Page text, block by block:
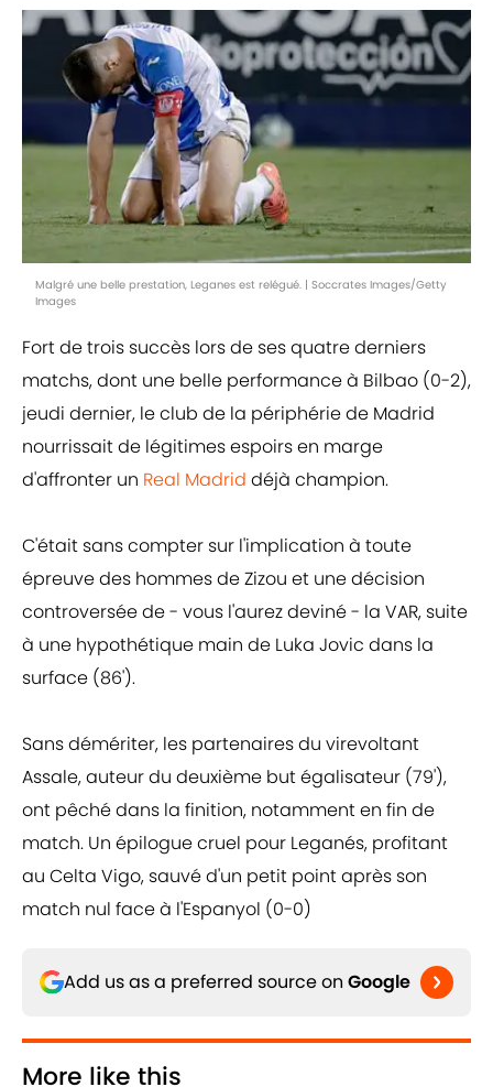
Malgré une belle prestation, Leganes est relégué. | Soccrates Images/Getty
Images
Fort de trois succès lors de ses quatre derniers
matchs, dont une belle performance à Bilbao (0-2),
jeudi dernier, le club de la périphérie de Madrid
nourrissait de légitimes espoirs en marge
d'affronter un Real Madrid déjà champion.
C'était sans compter sur l'implication à toute
épreuve des hommes de Zizou et une décision
controversée de - vous l'aurez deviné - la VAR, suite
à une hypothétique main de Luka Jovic dans la
surface (86').
Sans démériter, les partenaires du virevoltant
Assale, auteur du deuxième but égalisateur (79'),
ont pêché dans la finition, notamment en fin de
match. Un épilogue cruel pour Leganés, profitant
au Celta Vigo, sauvé d'un petit point après son
match nul face à l'Espanyol (0-0)
Add us as a preferred source on Google
More like this